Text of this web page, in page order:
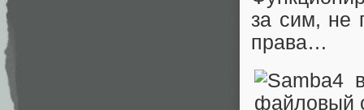
за сим, не
права…